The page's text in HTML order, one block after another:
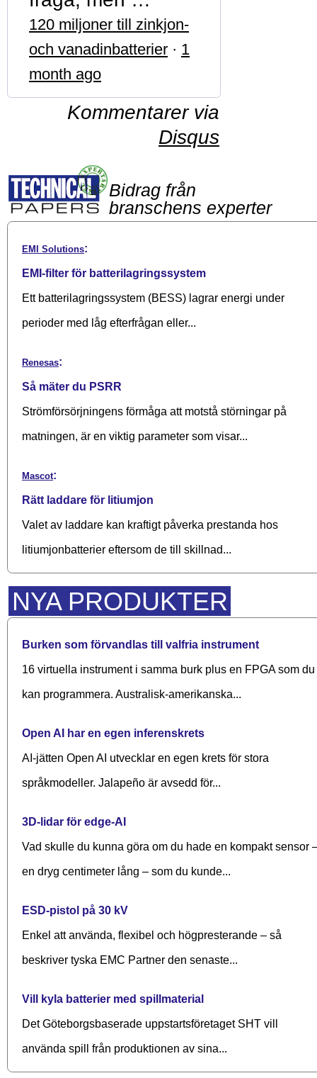
120 miljoner till zinkjon-
och vanadinbatterier · 1
month ago
Kommentarer via
Disqus
Bidrag från
branschens experter
EMI Solutions:
EMI-filter för batterilagringssystem
Ett batterilagringssystem (BESS) lagrar energi under
perioder med låg efterfrågan eller...
Renesas:
Så mäter du PSRR
Strömförsörjningens förmåga att motstå störningar på
matningen, är en viktig parameter som visar...
Mascot:
Rätt laddare för litiumjon
Valet av laddare kan kraftigt påverka prestanda hos
litiumjonbatterier eftersom de till skillnad...
NYA PRODUKTER
Burken som förvandlas till valfria instrument
16 virtuella instrument i samma burk plus en FPGA som du
kan programmera. Australisk-amerikanska...
Open AI har en egen inferenskrets
AI-jätten Open AI utvecklar en egen krets för stora
språkmodeller. Jalapeño är avsedd för...
3D-lidar för edge-AI
Vad skulle du kunna göra om du hade en kompakt sensor
en dryg centimeter lång – som du kunde...
ESD-pistol på 30 kV
Enkel att använda, flexibel och högpresterande – så
beskriver tyska EMC Partner den senaste...
Vill kyla batterier med spillmaterial
Det Göteborgsbaserade upp­starts­företaget SHT vill
använda spill från produktionen av sina...